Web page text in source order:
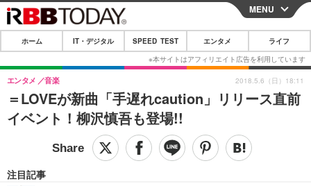
CLOSE
ホーム
IT・デジタル
IT・デジタルTOP スマートフォン
ショッピング その他
SPEED TEST
エンタメTOP 映画・ドラマ
MENU
ホーム IT・デジタル SPEED TEST エンタメ ライフ
＝LOVEが新曲「手遅れcaution」リリース直前
イベント！柳沢慎吾も登場!!
エンタメ 音楽
注目記事
2018.5.6（日）18:11